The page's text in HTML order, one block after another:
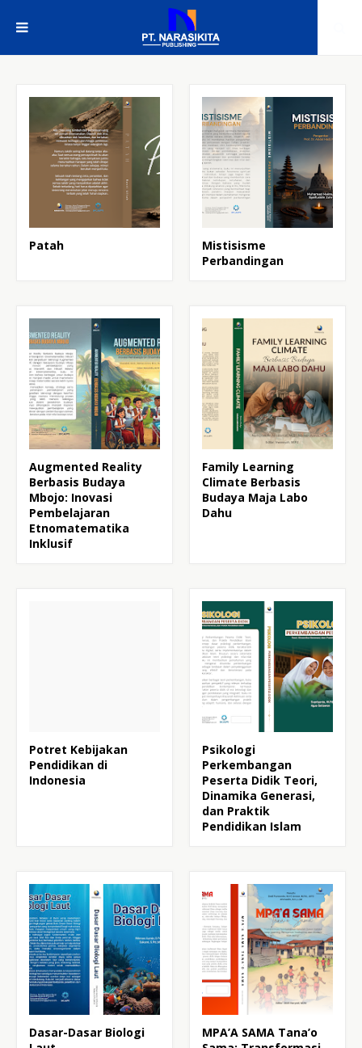
Patah
Mistisisme
Perbandingan
Augmented Reality
Berbasis Budaya
Mbojo: Inovasi
Pembelajaran
Etnomatematika
Inklusif
Family Learning
Climate Berbasis
Budaya Maja Labo
Dahu
Potret Kebijakan
Pendidikan di
Indonesia
Psikologi
Perkembangan
Peserta Didik Teori,
Dinamika Generasi,
dan Praktik
Pendidikan Islam
Dasar-Dasar Biologi
MPA’A SAMA Tana’o